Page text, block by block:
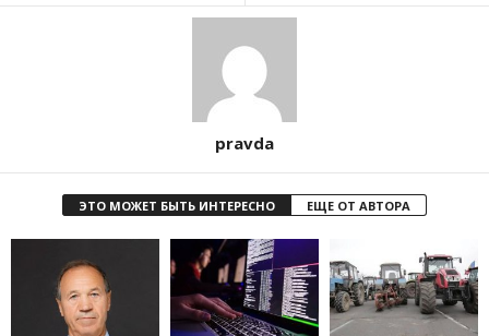
pravda
ЭТО МОЖЕТ БЫТЬ ИНТЕРЕСНО ЕЩЕ ОТ АВТОРА